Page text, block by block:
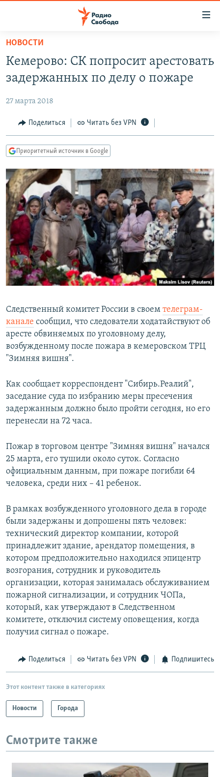
упрощенного
доступа
основному
Вернутся
главной
навигации
Вернутся
поиску
ПОДКАСТЫ
АВТОРСКИЕ ПРОЕКТЫ
ЦИТАТЫ СВОБОДЫ
МНЕНИЯ
IDEL.РЕАЛИИ
КАВКАЗ.РЕАЛИИ
СЕВЕР.РЕАЛИИ
СИБИРЬ.РЕАЛИИ
РАСПИСАНИЕ ВЕЩАНИЯ
ПОДПИШИТЕСЬ НА РАССЫЛКУ
СОЦИАЛЬНЫЕ СЕТИ
Все сайты РСЕ/РС
НОВОСТИ
Кемерово: СК попросит арестовать
задержанных по делу о пожаре
27 марта 2018
Поделиться Читать без VPN
Приоритетный источник в Google
Следственный комитет России в своем телеграм-
канале сообщил, что следователи ходатайствуют об
аресте обвиняемых по уголовному делу,
возбужденному после пожара в кемеровском ТРЦ
"Зимняя вишня".
Как сообщает корреспондент "Сибирь.Реалий",
заседание суда по избранию меры пресечения
задержанным должно было пройти сегодня, но его
перенесли на 72 часа.
Пожар в торговом центре "Зимняя вишня" начался
25 марта, его тушили около суток. Согласно
официальным данным, при пожаре погибли 64
человека, среди них – 41 ребенок.
В рамках возбужденного уголовного дела в городе
были задержаны и допрошены пять человек:
технический директор компании, которой
принадлежит здание, арендатор помещения, в
котором предположительно находился эпицентр
возгорания, сотрудник и руководитель
организации, которая занималась обслуживанием
пожарной сигнализации, и сотрудник ЧОПа,
который, как утверждают в Следственном
комитете, отключил систему оповещения, когда
получил сигнал о пожаре.
Поделиться Читать без VPN Подпишитесь
Этот контент также в категориях
Новости Города
Смотрите также